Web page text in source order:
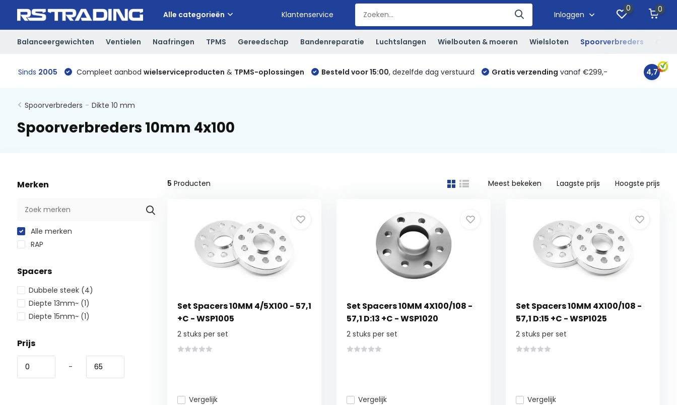
Alle categorieën Klantenservice Inloggen
0 0
Balanceergewichten Ventielen Naafringen TPMS Gereedschap Bandenreparatie Luchtslangen Wielbouten & moeren Wielsloten Spoorverbreders
Sinds 2005 Compleet aanbod wielserviceproducten & TPMS-oplossingen Besteld voor 15:00, dezelfde dag verstuurd Gratis verzending vanaf €299,- 4,7
Spoorverbreders - Dikte 10 mm
Spoorverbreders 10mm 4x100
Merken
Alle merken
RAP
Spacers
Dubbele steek (4)
Diepte 13mm~ (1)
Diepte 15mm~ (1)
Prijs
-
5 Producten Meest bekeken Laagste prijs Hoogste prijs
Set Spacers 10MM 4/5X100 - 57,1
+C - WSP1005
2 stuks per set
Vergelijk
Set Spacers 10MM 4X100/108 -
57,1 D:13 +C - WSP1020
2 stuks per set
Vergelijk
Set Spacers 10MM 4X100/108 -
57,1 D:15 +C - WSP1025
2 stuks per set
Vergelijk